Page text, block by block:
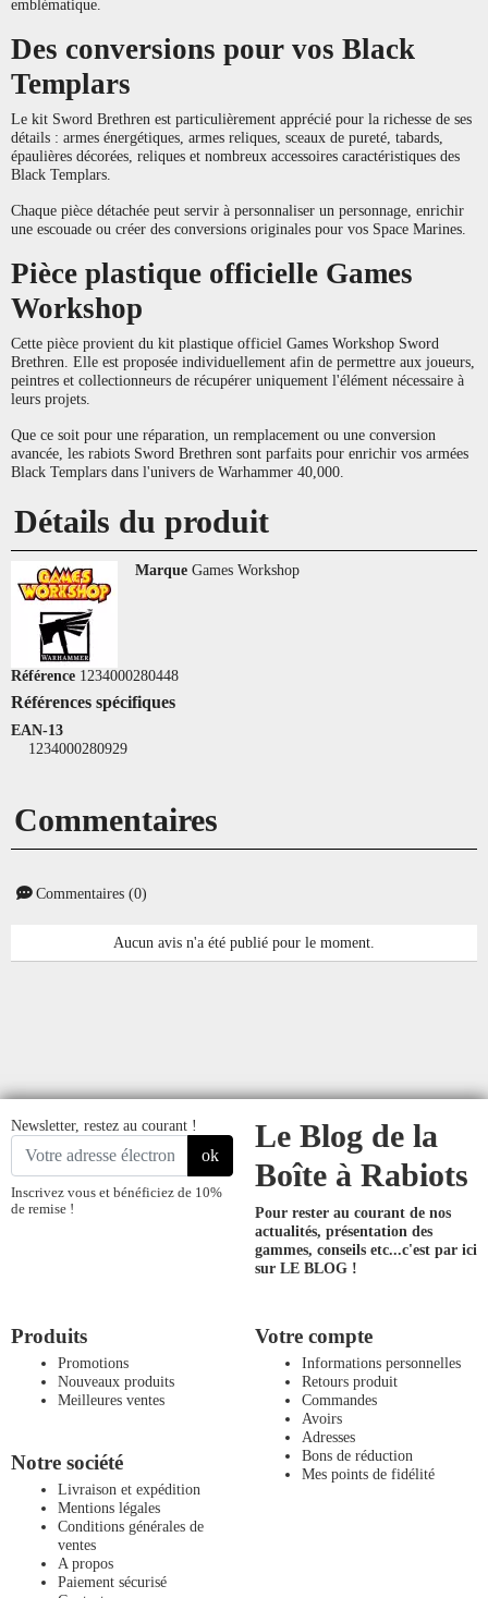
emblématique.
Des conversions pour vos Black
Templars
Le kit Sword Brethren est particulièrement apprécié pour la richesse de ses
détails : armes énergétiques, armes reliques, sceaux de pureté, tabards,
épaulières décorées, reliques et nombreux accessoires caractéristiques des
Black Templars.
Chaque pièce détachée peut servir à personnaliser un personnage, enrichir
une escouade ou créer des conversions originales pour vos Space Marines.
Pièce plastique officielle Games
Workshop
Cette pièce provient du kit plastique officiel Games Workshop Sword
Brethren. Elle est proposée individuellement afin de permettre aux joueurs,
peintres et collectionneurs de récupérer uniquement l'élément nécessaire à
leurs projets.
Que ce soit pour une réparation, un remplacement ou une conversion
avancée, les rabiots Sword Brethren sont parfaits pour enrichir vos armées
Black Templars dans l'univers de Warhammer 40,000.
Détails du produit
Marque Games Workshop
Référence 1234000280448
Références spécifiques
EAN-13
1234000280929
Commentaires
Commentaires (0)
Aucun avis n'a été publié pour le moment.
Newsletter, restez au courant !
ok
Inscrivez vous et bénéficiez de 10%
de remise !
Le Blog de la
Boîte à Rabiots
Pour rester au courant de nos
actualités, présentation des
gammes, conseils etc...c'est par ici
sur LE BLOG !
Produits
Promotions
Nouveaux produits
Meilleures ventes
Notre société
Livraison et expédition
Mentions légales
Conditions générales de
ventes
A propos
Paiement sécurisé
Votre compte
Informations personnelles
Retours produit
Commandes
Avoirs
Adresses
Bons de réduction
Mes points de fidélité